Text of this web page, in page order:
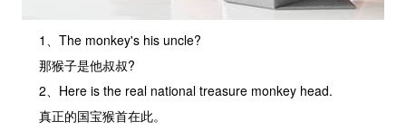
1、The monkey's his uncle?
那猴子是他叔叔?
2、Here is the real national treasure monkey head.
真正的国宝猴首在此。